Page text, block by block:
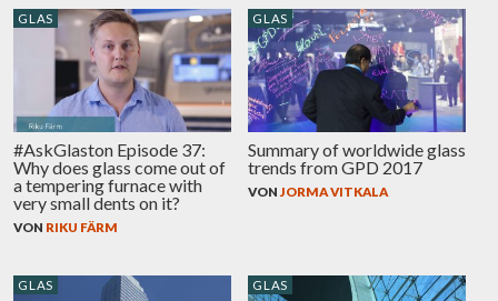
GLAS
#AskGlaston Episode 37:
Why does glass come out of
a tempering furnace with
very small dents on it?
VON RIKU FÄRM
GLAS
Summary of worldwide glass
trends from GPD 2017
VON JORMA VITKALA
GLAS GLAS